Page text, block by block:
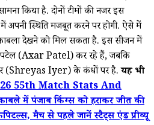
किया है. दोनों टीमों की नजर इस
स्थिति मजबूत करने पर होगी. ऐसे में
देखने को मिल सकता है. इस सीजन में
पटेल (Axar Patel) कर रहे हैं, जबकि
(Shreyas Iyer) के कंधों पर है.यह भी
55th Match Stats And
में पंजाब किंग्स को हराकर जीत की
मैच से पहले जानें स्टैट्स एंड प्रीव्यू